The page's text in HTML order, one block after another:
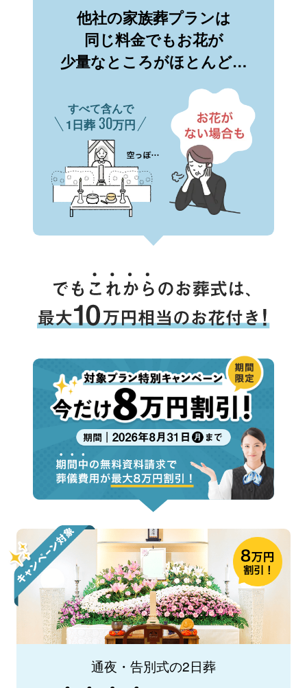
他社の家族葬プランは
同じ料金でもお花が
少量なところがほとんど…
すべて含んで
1日葬 30万円
通夜・告別式の2日葬